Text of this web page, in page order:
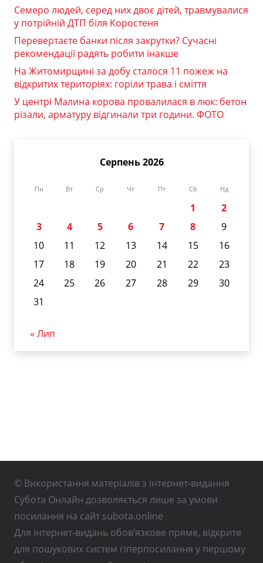
Семеро людей, серед них двоє дітей, травмувалися
у потрійній ДТП біля Коростеня
Перевертаєте банки після закрутки? Сучасні
рекомендації радять робити інакше
На Житомирщині за добу сталося 11 пожеж на
відкритих територіях: горіли трава і сміття
У центрі Малина корова провалилася в люк: бетон
різали, арматуру відгинали три години. ФОТО
Серпень 2026
Пн Вт Ср Чт Пт Сб Нд
1
2
3
4 5 6 7 8
9
10
11 12 13 14 15
16
17
18 19 20 21 22
23
24
25 26 27 28 29
30
31
« Лип
© Використання матеріалів з інтернет-видання
Субота Онлайн дозволяється лише за умови
посилання на сайт subota.online
Для інтернет-видань обов’язкове пряме, відкрите
для пошукових систем гіперпосилання у першому